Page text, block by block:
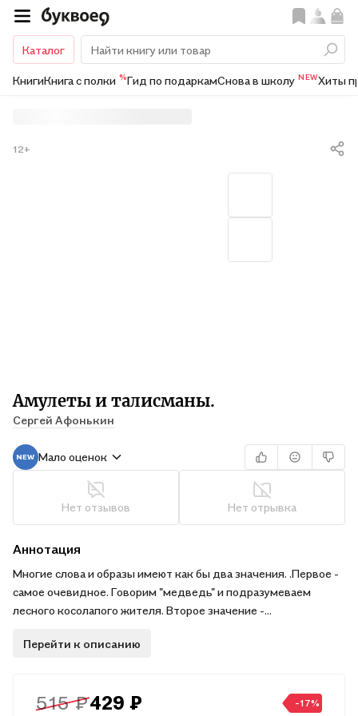
Каталог
КнигиКнига с полки %Гид по подаркамСнова в школу NEWХиты
Амулеты и талисманы.
Сергей Афонькин
12+
Мало оценок
Нет отзывов Нет отрывка
Аннотация
Многие слова и образы имеют как бы два значения. .Первое -
самое очевидное. Говорим "медведь" и подразумеваем
лесного косолапого жителя. Второе значение -
могущества, лесной великан. Не зря на гербах многих городов
значение и про каждый можно рассказать свою историю.
Перейти к описанию
515 ₽429 ₽ -17%